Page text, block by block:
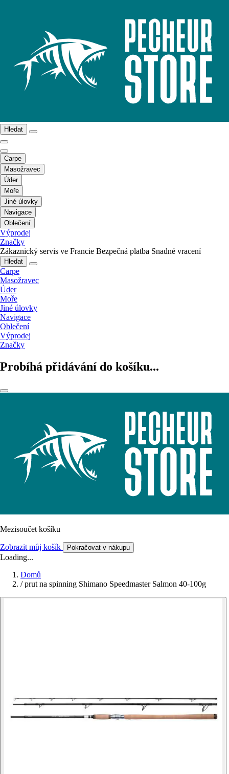
Hledat
Carpe
Masožravec
Úder
Moře
Jiné úlovky
Navigace
Oblečení
Výprodej
Značky
Zákaznický servis ve Francie Bezpečná platba Snadné vracení
Hledat
Carpe
Masožravec
Úder
Moře
Jiné úlovky
Navigace
Oblečení
Výprodej
Značky
Probíhá přidávání do košíku...
Mezisoučet košíku
Zobrazit můj košík Pokračovat v nákupu
Loading...
Domů
/ prut na spinning Shimano Speedmaster Salmon 40-100g